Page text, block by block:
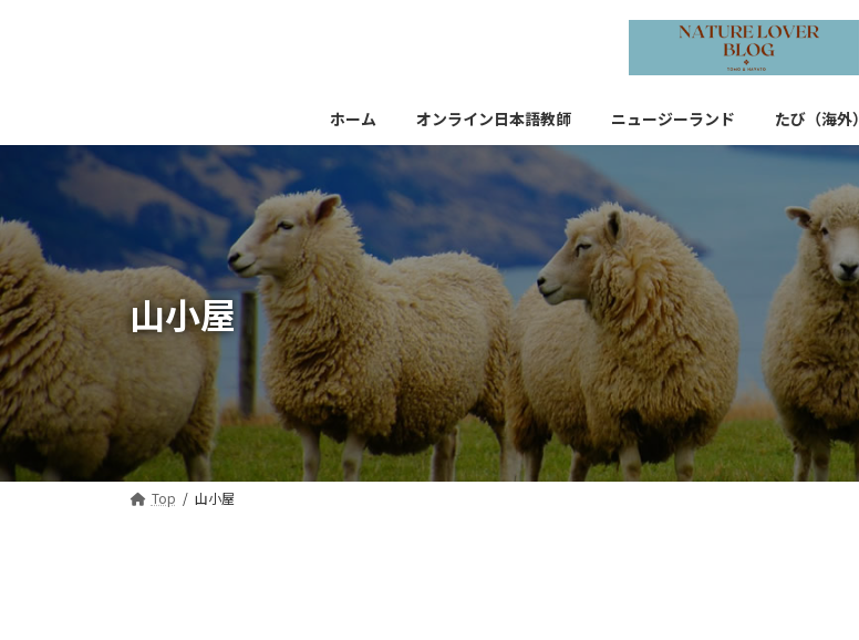
へ
ッ
プ
ョ
移
動
ホーム オンライン日本語教師 ニュージーランド たび（海外）
山小屋
Top 山小屋